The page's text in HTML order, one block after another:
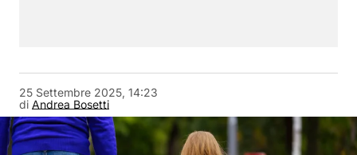
di Andrea Bosetti
25 Settembre 2025, 14:23